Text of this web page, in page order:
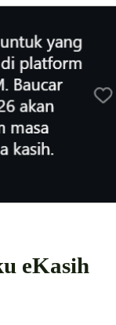
eKasih